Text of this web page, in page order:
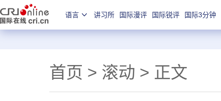
语言 讲习所 国际漫评 国际锐评 国际3分钟
首页 > 滚动 > 正文